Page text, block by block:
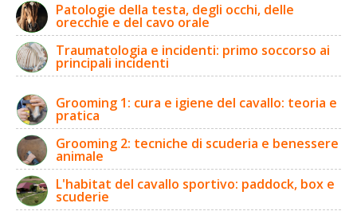
Patologie della testa, degli occhi, delle
orecchie e del cavo orale
Traumatologia e incidenti: primo soccorso ai
principali incidenti
Grooming 1: cura e igiene del cavallo: teoria e
pratica
Grooming 2: tecniche di scuderia e benessere
animale
L'habitat del cavallo sportivo: paddock, box e
scuderie